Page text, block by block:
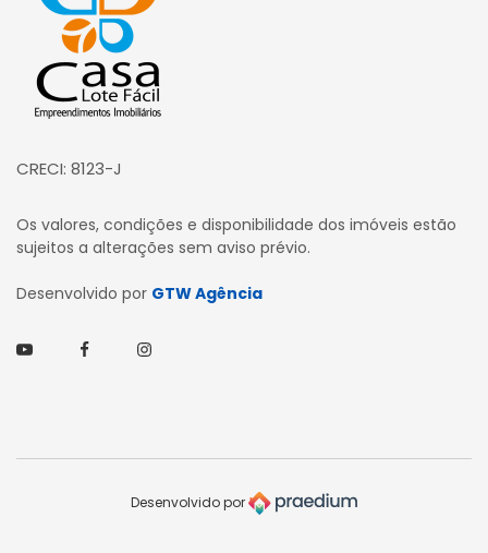
CRECI: 8123-J
Os valores, condições e disponibilidade dos imóveis estão
sujeitos a alterações sem aviso prévio.
Desenvolvido por GTW Agência
YoutubeFacebookInstagram
Desenvolvido por